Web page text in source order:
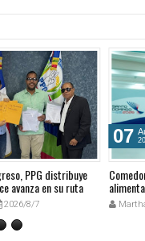
PPG distribuye
avanza en su ruta
2026/8/7
07
de los
Caribe